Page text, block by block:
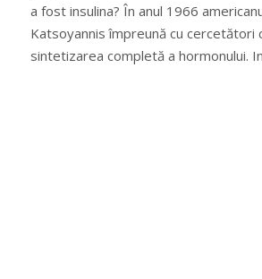
a fost insulina? În anul 1966
Katsoyannis împreună cu cercetători
sintetizarea completă a hormonului.